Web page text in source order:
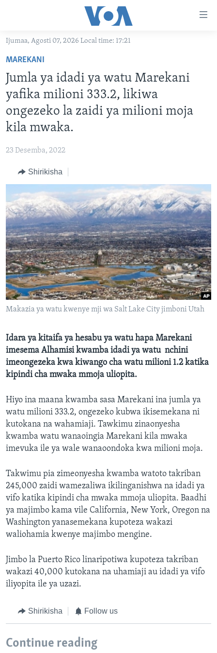
Nenda
kuu
Nenda
katika
urambazaji
Nenda
katika
TANZANIA
JAMHURI YA KIDEMOKRASIA YA KONGO
RWANDA
AFRIKA
MAREKANI
DUNIA
VIDEO
DUNIANI LEO
MAISHA NA AFYA
ZULIA JEKUNDU
MATANGAZO YETU
ALFAJIRI 0300 UTC
VOA EXPRESS 1330 UTC
JARIDA LA WIKIENDI
MAHOJIANO MAALUM: HABARI POTOFU
TUFUATE
Lugha
Ijumaa, Agosti 07, 2026 Local time: 17:21
MAREKANI
Jumla ya idadi ya watu Marekani
yafika milioni 333.2, likiwa
ongezeko la zaidi ya milioni moja
kila mwaka.
23 Desemba, 2022
Shirikisha
Makazia ya watu kwenye mji wa Salt Lake City jimboni Utah
Idara ya kitaifa ya hesabu ya watu hapa Marekani
imesema Alhamisi kwamba idadi ya watu nchini
imeongezeka kwa kiwango cha watu milioni 1.2 katika
kipindi cha mwaka mmoja uliopita.
Hiyo ina maana kwamba sasa Marekani ina jumla ya
watu milioni 333.2, ongezeko kubwa ikisemekana ni
kutokana na wahamiaji. Tawkimu zinaonyesha
kwamba watu wanaoingia Marekani kila mwaka
imevuka ile ya wale wanaoondoka kwa milioni moja.
Takwimu pia zimeonyesha kwamba watoto takriban
245,000 zaidi wamezaliwa ikilinganishwa na idadi ya
vifo katika kipindi cha mwaka mmoja uliopita. Baadhi
ya majimbo kama vile California, New York, Oregon na
Washington yanasemekana kupoteza wakazi
waliohamia kwenye majimbo mengine.
Jimbo la Puerto Rico linaripotiwa kupoteza takriban
wakazi 40,000 kutokana na uhamiaji au idadi ya vifo
iliyopita ile ya uzazi.
Shirikisha Follow us
Continue reading